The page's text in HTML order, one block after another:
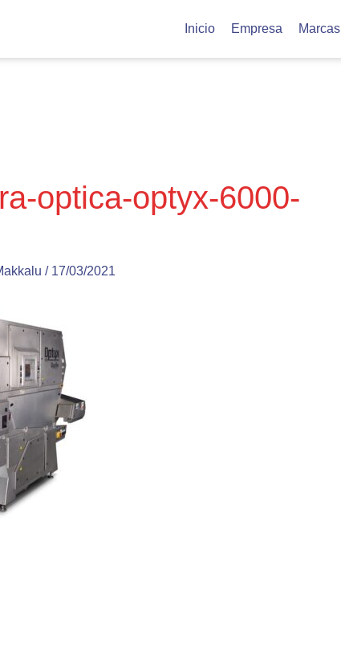
Inicio Empresa Marcas
optica-optyx-6000-
/ 17/03/2021